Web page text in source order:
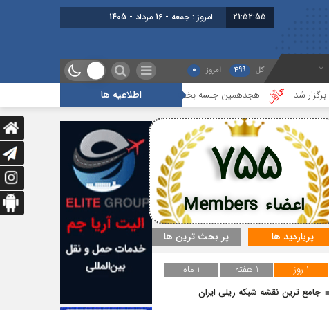
21:52:55 امروز : جمعه - 16 مرداد - 1405
کل 499 امروز 0
اطلاعیه هاهجدهمین جلسه بخش جاده ای برگزار شد گزارشی از آخرین جلسه بخش
اعضاء Members
755
پربازدید ها پر بحث ترین ها
1 روز 1 هفته
1 ماه
جامع ترین نقشه شبکه ریلی ایران